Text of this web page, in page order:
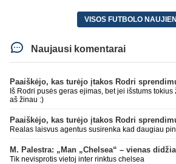
VISOS FUTBOLO
Naujausi komentarai
Iš Rodri pusės geras ejimas, bet jei išstums
aš žinau :)
Realas laisvus agentus susirenka kad daugiau
Tik nevisprotis vietoj inter rinktus chelsea